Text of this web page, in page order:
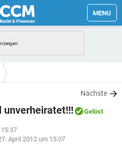
MENU
Nächste
unverheiratet!!! Gelöst
April 2012 um 15:07